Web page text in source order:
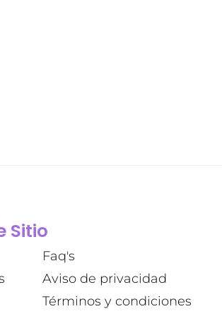
Sitio
Faq's
Aviso de privacidad
Términos y condiciones